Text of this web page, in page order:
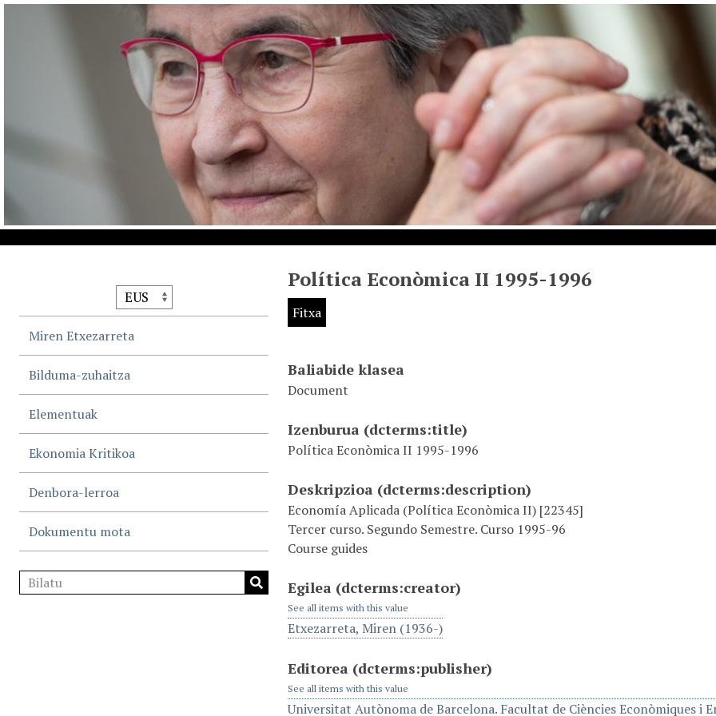
Miren Etxezarreta
Bilduma-zuhaitza
Elementuak
Ekonomia Kritikoa
Denbora-lerroa
Dokumentu mota
Política Econòmica II 1995-1996
Fitxa
Baliabide klasea
Document
Izenburua (dcterms:title)
Política Econòmica II 1995-1996
Deskripzioa (dcterms:description)
Economía Aplicada (Política Econòmica II) [22345]
Tercer curso. Segundo Semestre. Curso 1995-96
Course guides
Egilea (dcterms:creator)
See all items with this value
Etxezarreta, Miren (1936-)
Editorea (dcterms:publisher)
See all items with this value
Universitat Autònoma de Barcelona. Facultat de Ciències Econòmiques i